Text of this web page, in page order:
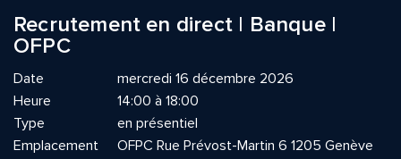
Recrutement en direct | Banque |
OFPC
Date
mercredi 16 décembre 2026
Heure
14:00 à 18:00
Type
en présentiel
Emplacement
OFPC Rue Prévost-Martin 6 1205 Genève